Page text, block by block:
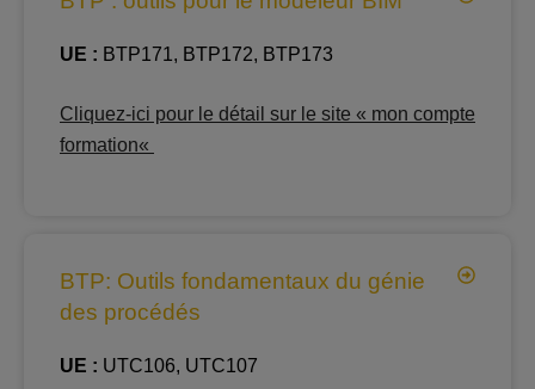
UE : BTP171, BTP172, BTP173
Cliquez-ici pour le détail sur le site « mon compte
formation«
BTP: Outils fondamentaux du génie
des procédés
UE : UTC106, UTC107